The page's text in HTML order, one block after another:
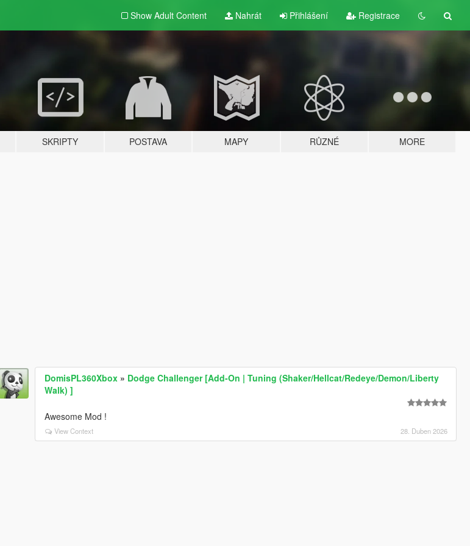
Show Adult Content Nahrát Přihlášení Registrace
SKRIPTY POSTAVA MAPY RŮZNÉ MORE
DomisPL360Xbox » Dodge Challenger [Add-On | Tuning (Shaker/Hellcat/Redeye/Demon/Liberty
Walk) ]
Awesome Mod !
View Context 28. Duben 2026